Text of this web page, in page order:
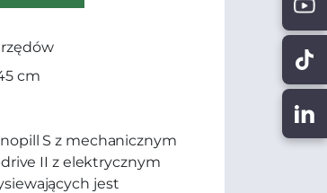
cm
S z mechanicznym
II z elektrycznym
jest